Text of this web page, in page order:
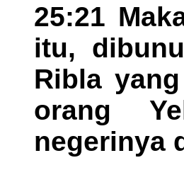
25:21
itu,
Ribla
orang
negerinya